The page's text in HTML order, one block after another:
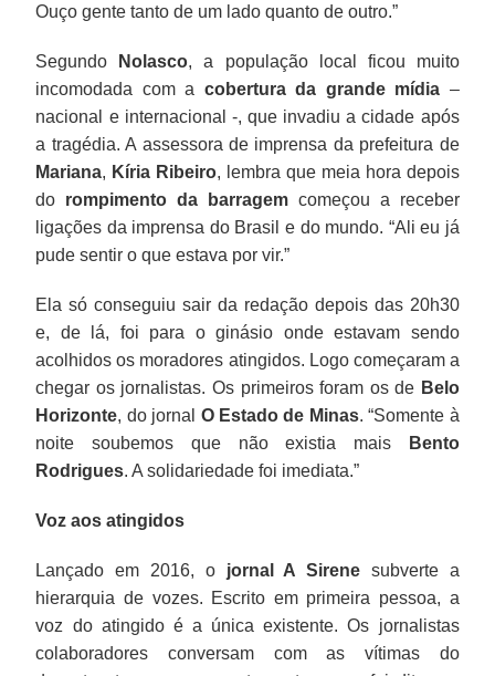
Ouço gente tanto de um lado quanto de outro.”
Segundo Nolasco, a população local ficou muito
incomodada com a cobertura da grande mídia –
nacional e internacional -, que invadiu a cidade após
a tragédia. A assessora de imprensa da prefeitura de
Mariana, Kíria Ribeiro, lembra que meia hora depois
do rompimento da barragem começou a receber
ligações da imprensa do Brasil e do mundo. “Ali eu já
pude sentir o que estava por vir.”
Ela só conseguiu sair da redação depois das 20h30
e, de lá, foi para o ginásio onde estavam sendo
acolhidos os moradores atingidos. Logo começaram a
chegar os jornalistas. Os primeiros foram os de Belo
Horizonte, do jornal O Estado de Minas. “Somente à
noite soubemos que não existia mais
Bento
Rodrigues. A solidariedade foi imediata.”
Voz aos atingidos
Lançado em 2016, o jornal A Sirene subverte a
hierarquia de vozes. Escrito em primeira pessoa, a
voz do atingido é a única existente. Os jornalistas
colaboradores conversam com as vítimas do